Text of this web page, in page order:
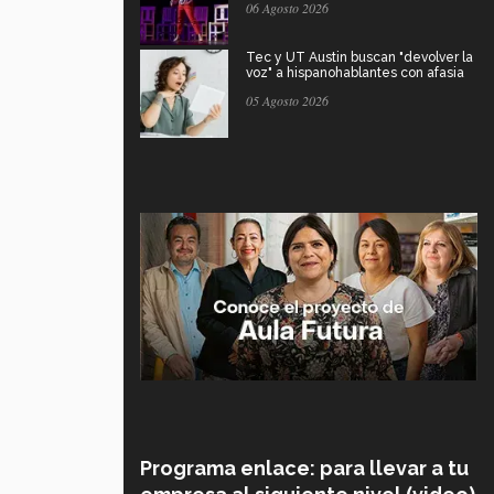
06 Agosto 2026
Tec y UT Austin buscan "devolver la
voz" a hispanohablantes con afasia
05 Agosto 2026
Programa enlace: para llevar a tu